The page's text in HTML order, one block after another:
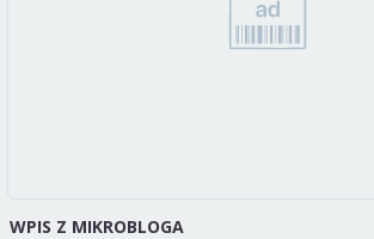
WPIS Z MIKROBLOGA